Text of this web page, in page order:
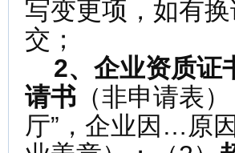
写变更项，如有
交；
2、 企业资质证
请书 （非申请表
厅”，企业因…原